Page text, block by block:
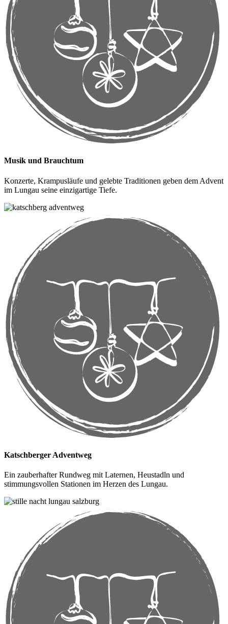
Musik und Brauchtum
Konzerte, Krampusläufe und gelebte Traditionen geben dem Advent
im Lungau seine einzigartige Tiefe.
Katschberger Adventweg
Ein zauberhafter Rundweg mit Laternen, Heustadln und
stimmungsvollen Stationen im Herzen des Lungau.